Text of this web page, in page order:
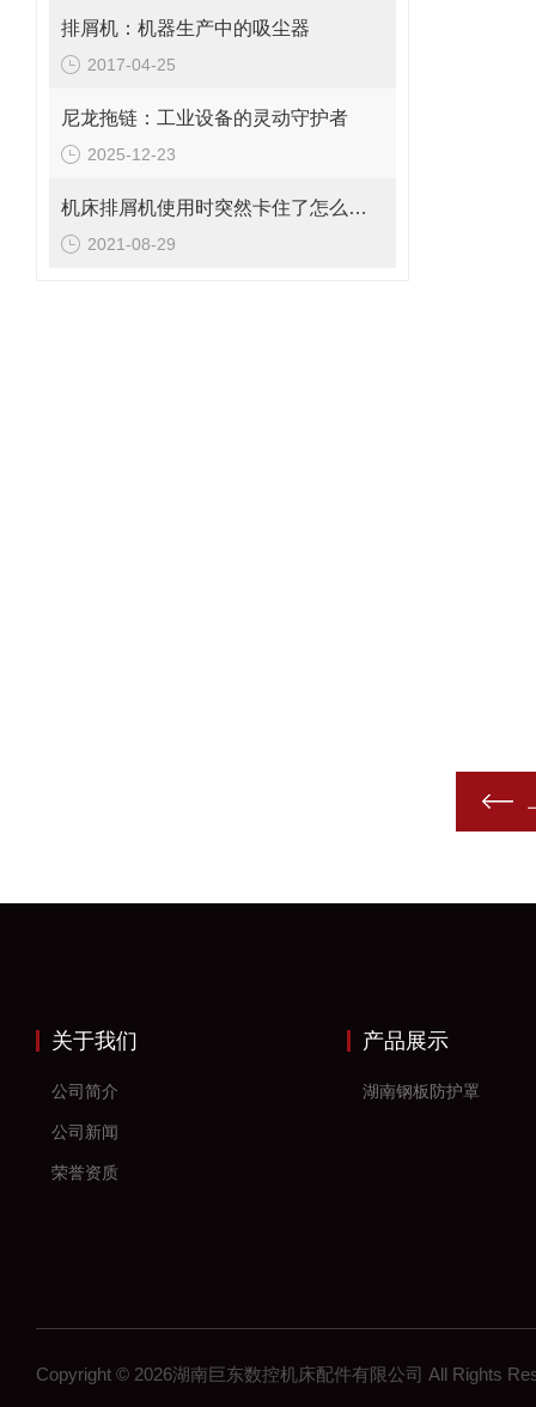
排屑机：机器生产中的吸尘器
2017-04-25
尼龙拖链：工业设备的灵动守护者
2025-12-23
机床排屑机使用时突然卡住了怎么办？
2021-08-29
关于我们
公司简介
公司新闻
荣誉资质
产品展示
湖南钢板防护罩
Copyright © 2026湖南巨东数控机床配件有限公司 All Rights